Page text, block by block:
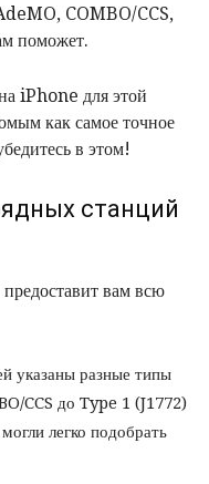
COMBO/CCS,
поможет.
iPhone для этой
как самое точное
в этом!
станций
вам всю
указаны разные типы
CCS до Type 1 (J1772)
легко подобрать